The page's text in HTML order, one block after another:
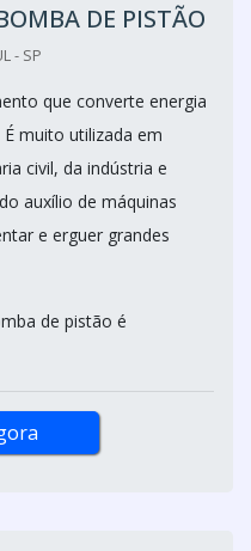
DE PISTÃO
- SP
que converte energia
muito utilizada em
civil, da indústria e
auxílio de máquinas
e erguer grandes
de pistão é